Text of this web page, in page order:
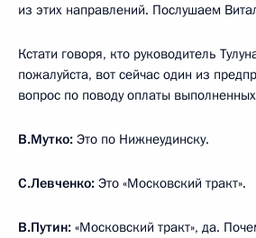
из этих направлений. Послушаем
Кстати говоря, кто руководитель
пожалуйста, вот сейчас один из
вопрос по поводу оплаты
В.Мутко: Это по Нижнеудинску.
С.Левченко: Это «Московский тракт».
В.Путин: «Московский тракт», да.